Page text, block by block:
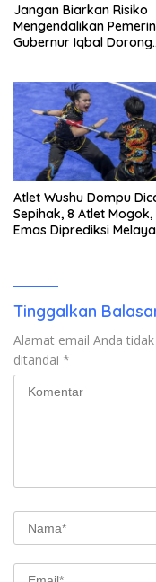
Jangan Biarkan Risiko
Mengendalikan
Gubernur Iqbal Dorong
Atlet Wushu Dompu
Sepihak, 8 Atlet Mogok,
Emas Diprediksi
Tinggalkan
Alamat email Anda
ditandai *